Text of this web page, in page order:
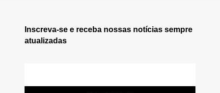
Inscreva-se e receba nossas notícias sempre
atualizadas